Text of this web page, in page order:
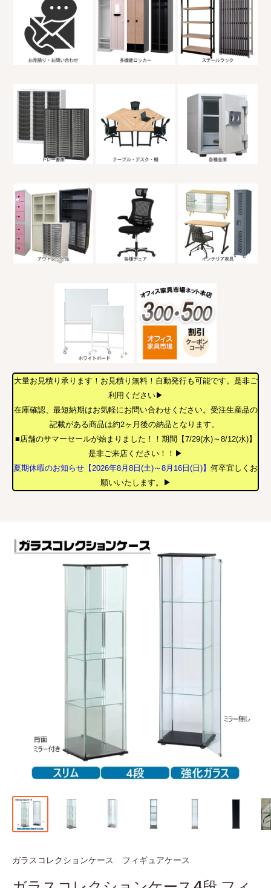
大量お見積り承ります！お見積り無料！自動発行も可能です。是非ご
利用ください▶
在庫確認、最短納期はお気軽にお問い合わせください。受注生産品の
記載がある商品は約2ヶ月後の納品となります。
■店舗のサマーセールが始まりました！！期間【7/29(水)～8/12(水)】
是非ご来店ください！！▶
夏期休暇のお知らせ【2026年8月8日(土)～8月16日(日)】 何卒宜しくお
願いいたします。▶
ガラスコレクションケース フィギュアケース